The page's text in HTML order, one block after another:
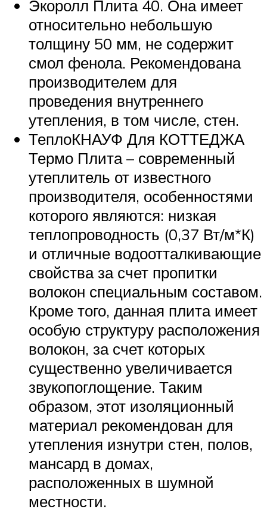
Экоролл Плита 40. Она имеет
относительно небольшую
толщину 50 мм, не содержит
смол фенола. Рекомендована
производителем для
проведения внутреннего
утепления, в том числе, стен.
ТеплоКНАУФ Для КОТТЕДЖА
Термо Плита – современный
утеплитель от известного
производителя, особенностями
которого являются: низкая
теплопроводность (0,37 Вт/м*К)
и отличные водоотталкивающие
свойства за счет пропитки
волокон специальным составом.
Кроме того, данная плита имеет
особую структуру расположения
волокон, за счет которых
существенно увеличивается
звукопоглощение. Таким
образом, этот изоляционный
материал рекомендован для
утепления изнутри стен, полов,
мансард в домах,
расположенных в шумной
местности.